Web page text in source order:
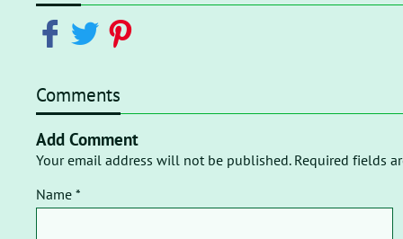
Comments
Add Comment
Your email address will not be published. Required fields
Name *